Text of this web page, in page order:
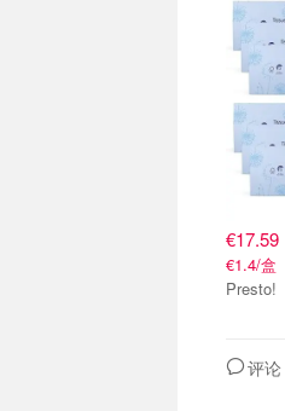
€17.59
€1.4/盒
评论